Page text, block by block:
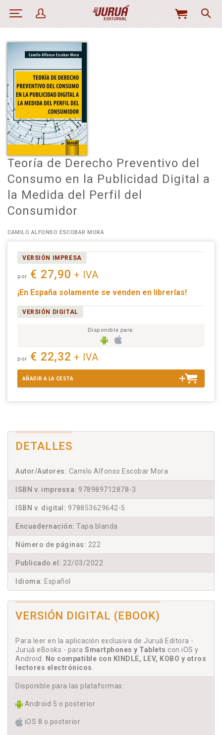
MI
Teoría de Derecho Preventivo del
Consumo en la Publicidad Digital a
la Medida del Perfil del
Consumidor
CAMILO ALFONSO ESCOBAR MORA
VERSIÓN IMPRESA
por € 27,90 + IVA
¡En España solamente se venden en librerías!
VERSIÓN DIGITAL
Disponible para:
por € 22,32 + IVA
AÑADIR A LA CESTA
DETALLES
Autor/Autores: Camilo Alfonso Escobar Mora
ISBN v. impressa: 978989712878-3
ISBN v. digital: 978853629642-5
Encuadernación: Tapa blanda
Número de páginas: 222
Publicado el: 22/03/2022
Idioma: Español
VERSIÓN DIGITAL (EBOOK)
Para leer en la aplicación exclusiva de Juruá Editora -
Juruá eBooks - para Smartphones y Tablets con iOS y
Android.
No compatible con KINDLE, LEV, KOBO y otros
lectores electrónicos
Disponible para las plataformas:
Android 5 o posterior
iOS 8 o posterior